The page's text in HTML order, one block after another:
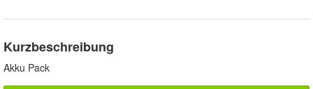
Kurzbeschreibung
Akku Pack